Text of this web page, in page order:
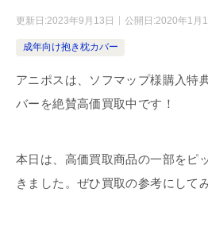
更新日:2023年9月13日 公開日:2020年1月
成年向け抱き枕カバー
アニポスは、ソフマップ様購入特
バーを絶賛高価買取中です！
本日は、高価買取商品の一部をピ
きました。ぜひ買取の参考にして